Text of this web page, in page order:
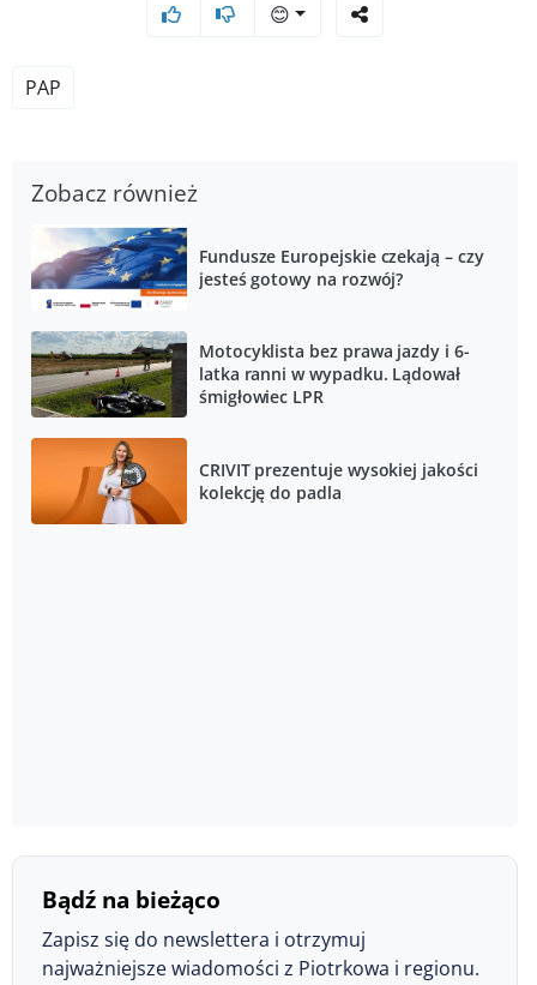
😊
PAP
Zobacz również
Fundusze Europejskie czekają – czy
jesteś gotowy na rozwój?
Motocyklista bez prawa jazdy i 6-
latka ranni w wypadku. Lądował
śmigłowiec LPR
CRIVIT prezentuje wysokiej jakości
kolekcję do padla
Bądź na bieżąco
Zapisz się do newslettera i otrzymuj
najważniejsze wiadomości z Piotrkowa i regionu.